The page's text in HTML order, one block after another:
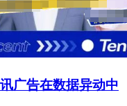
广告在数据异动中